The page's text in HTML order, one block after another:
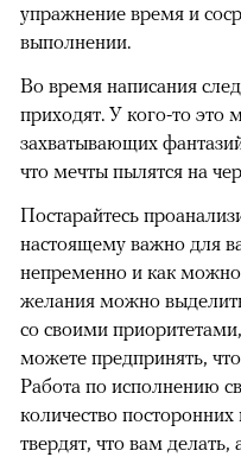
упражнение время и
выполнении.
Во время написания
приходят. У кого-то это
захватывающих
что мечты пылятся на
Постарайтесь
настоящему важно для
непременно и как
желания можно
со своими
можете предпринять,
Работа по исполнению
количество
твердят, что вам делать,